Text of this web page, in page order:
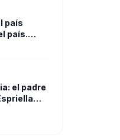
país
país.
llevado
el padre
de su